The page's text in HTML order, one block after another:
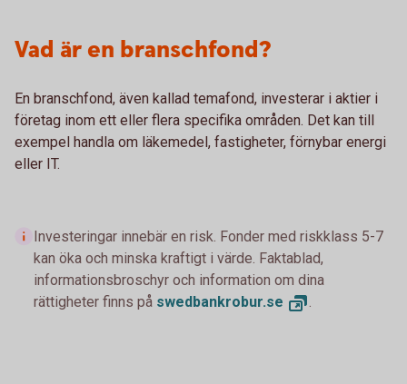
Vad är en branschfond?
En branschfond, även kallad temafond, investerar i aktier i
företag inom ett eller flera specifika områden. Det kan till
exempel handla om läkemedel, fastigheter, förnybar energi
eller IT.
Investeringar innebär en risk. Fonder med riskklass 5-7
kan öka och minska kraftigt i värde. Faktablad,
informationsbroschyr och information om dina
rättigheter finns på swedbankrobur.se .